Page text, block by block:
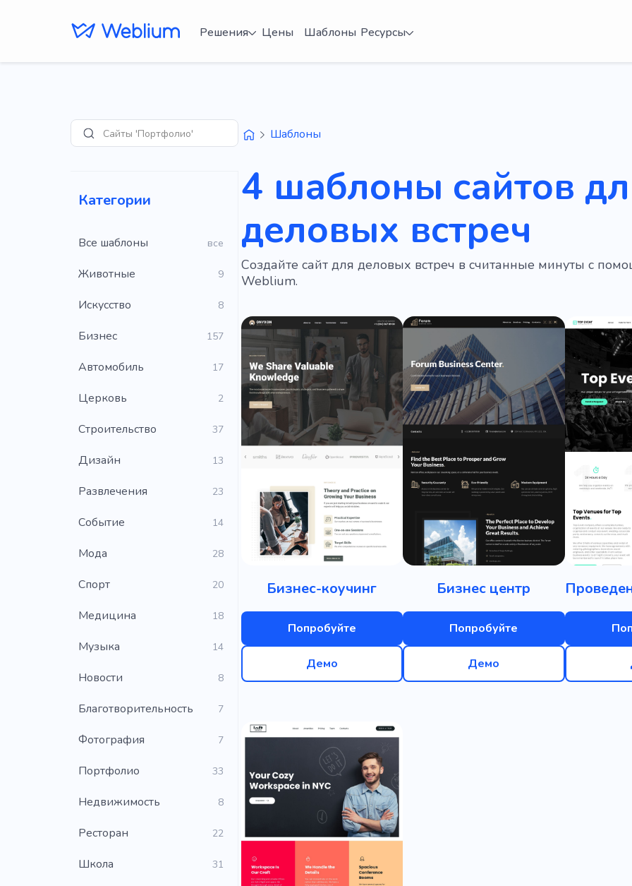
Решения Цены Шаблоны Ресурсы
ПоискСайты 'Портфолио'
Категории
Все шаблоны все
Животные 9
Искусство 8
Бизнес 157
Автомобиль 17
Церковь 2
Строительство 37
Дизайн 13
Развлечения 23
Событие 14
Мода 28
Cпорт 20
Медицина 18
Музыка 14
Новости 8
Благотворительность 7
Фотография 7
Портфолио 33
Недвижимость 8
Ресторан 22
Школа 31
Шаблоны
4 шаблоны сайтов
деловых встреч
Создайте сайт для деловых встреч в считанные минуты с
Weblium.
Бизнес-коучинг
Попробуйте
Демо
Бизнес центр
Попробуйте
Демо